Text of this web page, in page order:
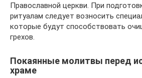
Православной церкви. При
ритуалам следует возносить
которые будут способствовать
грехов.
Покаянные молитвы перед
храме